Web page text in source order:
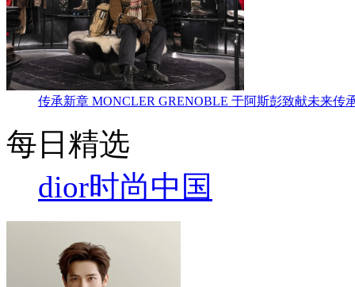
传承新章 MONCLER GRENOBLE 于阿斯彭致献未来传
每日精选
dior时尚中国